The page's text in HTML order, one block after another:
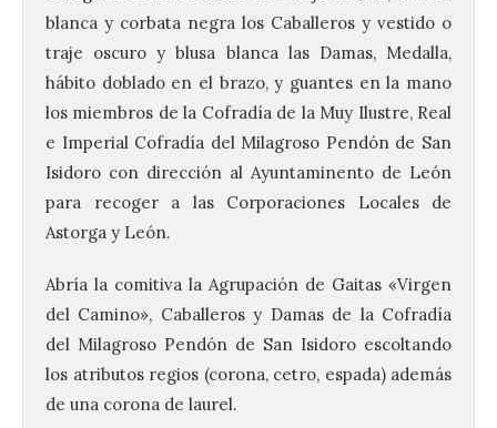
blanca y corbata negra los Caballeros y vestido o
traje oscuro y blusa blanca las Damas, Medalla,
hábito doblado en el brazo, y guantes en la mano
los miembros de la Cofradía de la Muy Ilustre, Real
e Imperial Cofradía del Milagroso Pendón de San
Isidoro con dirección al Ayuntaminento de León
para recoger a las Corporaciones Locales de
Astorga y León.
Abría la comitiva la Agrupación de Gaitas «Virgen
del Camino», Caballeros y Damas de la Cofradía
del Milagroso Pendón de San Isidoro escoltando
los atributos regios (corona, cetro, espada) además
de una corona de laurel.